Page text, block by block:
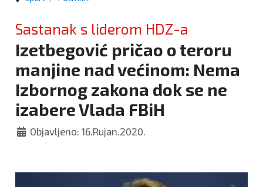
Sastanak s liderom HDZ-a
Izetbegović pričao o teroru
manjine nad većinom: Nema
Izbornog zakona dok se ne
izabere Vlada FBiH
Objavljeno: 16.Rujan.2020.